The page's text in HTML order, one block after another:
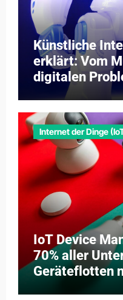
Künstliche
erklärt: Vom
digitalen
Internet der Dinge
IoT Device
70% aller
Geräteflotten